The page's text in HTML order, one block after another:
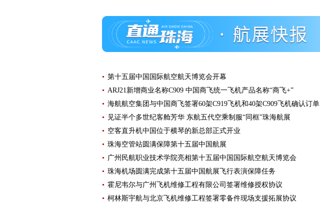
第十五届中国国际航空航天博览会开幕
ARJ21新增商业名称C909 中国商飞统一飞机产品名称“商飞+”
海航航空集团与中国商飞签署60架C919飞机和40架C909飞机确认订单
见证半个多世纪客舱芳华 东航五代空乘制服“同框”珠海航展
空客直升机中国位于横琴的新总部正式开业
珠海空管站圆满保障第十五届中国航展
广州民航职业技术学院亮相第十五届中国国际航空航天博览会
珠海机场圆满完成第十五届中国航展飞行表演保障任务
霍尼韦尔与广州飞机维修工程有限公司签署维修授权协议
柯林斯宇航与北京飞机维修工程签署零备件现场支援拓展协议